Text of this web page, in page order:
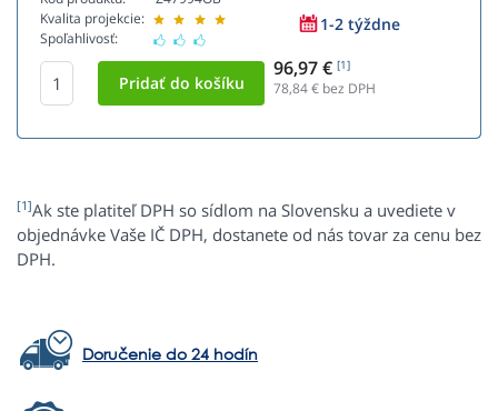
Kvalita projekcie:
Spoľahlivosť:
1-2 týždne
96,97 € [1]
78,84€ bez DPH
[1]Ak ste platiteľ DPH so sídlom na Slovensku a uvediete v
objednávke Vaše IČ DPH, dostanete od nás tovar za cenu bez
DPH.
Doručenie do 24 hodín